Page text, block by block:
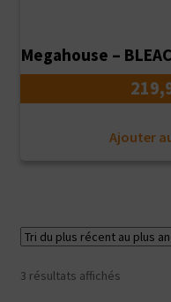
Megahouse –
Ajouter
3 résultats affichésTrié